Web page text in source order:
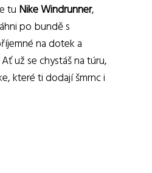
tu Nike Windrunner,
po bundě s
na dotek a
už se chystáš na túru,
které ti dodají šmrnc i